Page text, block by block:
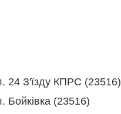
24 З'їзду КПРС (23516)
Бойківка (23516)